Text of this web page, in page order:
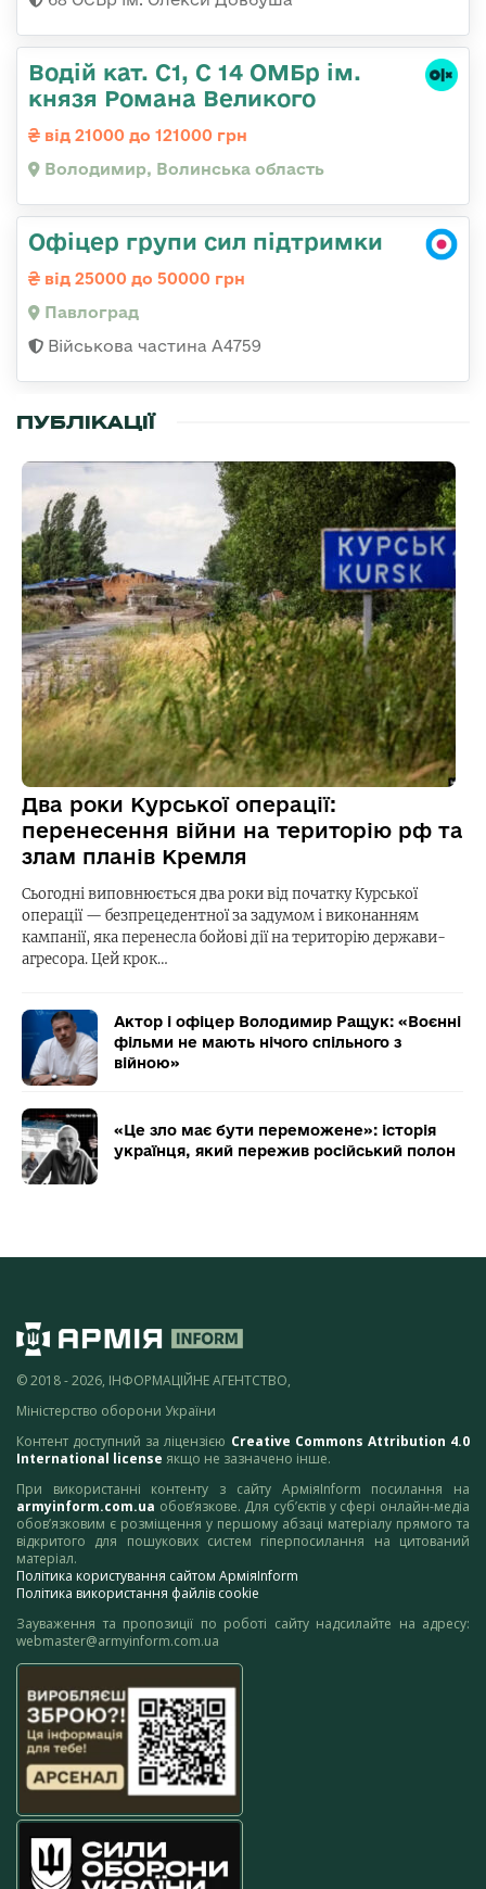
Водій кат. С1, С 14 ОМБр ім.
князя Романа Великого
від 21000 до 121000 грн
Володимир, Волинська область
Офіцер групи сил підтримки
від 25000 до 50000 грн
Павлоград
Військова частина А4759
ПУБЛІКАЦІЇ
Два роки Курської операції:
перенесення війни на територію рф та
злам планів Кремля
Сьогодні виповнюється два роки від початку Курської
операції — безпрецедентної за задумом і виконанням
кампанії, яка перенесла бойові дії на територію держави-
агресора. Цей крок…
Актор і офіцер Володимир Ращук: «Воєнні
фільми не мають нічого спільного з
війною»
«Це зло має бути переможене»: історія
українця, який пережив російський полон
© 2018 - 2026, ІНФОРМАЦІЙНЕ АГЕНТСТВО,
Міністерство оборони України
Контент доступний за ліцензією Creative Commons Attribution 4.0
International license якщо не зазначено інше.
При використанні контенту з сайту АрміяInform посилання на
armyinform.com.ua обов’язкове. Для суб’єктів у сфері онлайн-медіа
обов’язковим є розміщення у першому абзаці матеріалу прямого та
відкритого для пошукових систем гіперпосилання на цитований
матеріал.
Політика користування сайтом АрміяInform
Політика використання файлів cookie
Зауваження та пропозиції по роботі сайту надсилайте на адресу:
webmaster@armyinform.com.ua